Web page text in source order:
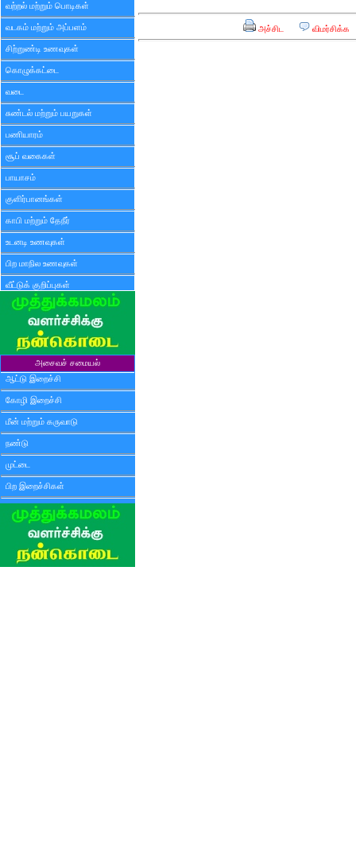
வற்றல் மற்றும் பொடிகள்
வடகம் மற்றும் அப்பளம்
சிற்றுண்டி உணவுகள்
கொழுக்கட்டை
வடை
சுண்டல் மற்றும் பயறுகள்
பணியாரம்
சூப் வகைகள்
பாயாசம்
குளிர்பானங்கள்
காபி மற்றும் தேநீர்
உடனடி உணவுகள்
பிற மாநில உணவுகள்
வீட்டுக் குறிப்புகள்
அசைவச் சமையல்
ஆட்டு இறைச்சி
கோழி இறைச்சி
மீன் மற்றும் கருவாடு
நண்டு
முட்டை
பிற இறைச்சிகள்
அச்சிட விமர்சிக்க